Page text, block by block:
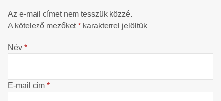
Az e-mail címet nem tesszük közzé.
A kötelező mezőket* karakterrel jelöltük
Név *
E-mail cím *